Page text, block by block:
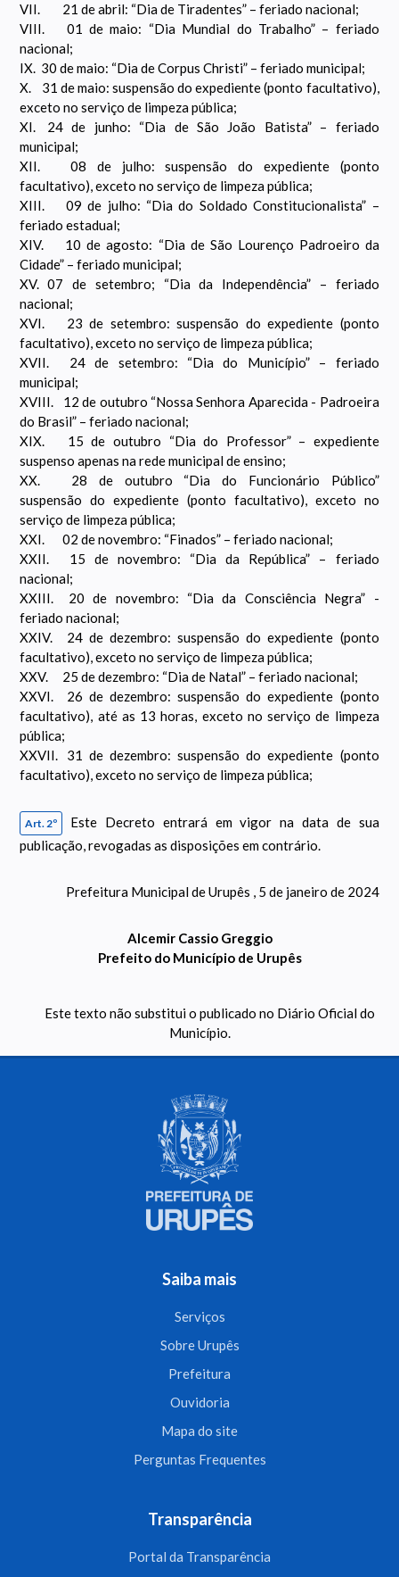
VII.
21 de abril: “Dia de Tiradentes” – feriado nacional;
VIII.
01 de maio: “Dia Mundial do Trabalho” – feriado
nacional;
IX. 30 de maio: “Dia de Corpus Christi” – feriado municipal;
X.
31 de maio: suspensão do expediente (ponto facultativo),
exceto no serviço de limpeza pública;
XI.
24 de junho: “Dia de São João Batista” – feriado
municipal;
XII.
08 de julho: suspensão do expediente (ponto
facultativo), exceto no serviço de limpeza pública;
XIII.
09 de julho: “Dia do Soldado Constitucionalista” –
feriado estadual;
XIV.
10 de agosto: “Dia de São Lourenço Padroeiro da
Cidade” – feriado municipal;
XV. 07 de setembro; “Dia da Independência” – feriado
nacional;
XVI.
23 de setembro: suspensão do expediente (ponto
facultativo), exceto no serviço de limpeza pública;
XVII.
24 de setembro: “Dia do Município” – feriado
municipal;
XVIII.
12 de outubro “Nossa Senhora Aparecida - Padroeira
do Brasil” – feriado nacional;
XIX.
15 de outubro “Dia do Professor” – expediente
suspenso apenas na rede municipal de ensino;
XX.
28 de outubro “Dia do Funcionário Público”
suspensão do expediente (ponto facultativo), exceto no
serviço de limpeza pública;
XXI.
02 de novembro: “Finados” – feriado nacional;
XXII.
15 de novembro: “Dia da República” – feriado
nacional;
XXIII.
20 de novembro: “Dia da Consciência Negra” -
feriado nacional;
XXIV.
24 de dezembro: suspensão do expediente (ponto
facultativo), exceto no serviço de limpeza pública;
XXV.
25 de dezembro: “Dia de Natal” – feriado nacional;
XXVI.
26 de dezembro: suspensão do expediente (ponto
facultativo), até as 13 horas, exceto no serviço de limpeza
pública;
XXVII.
31 de dezembro: suspensão do expediente (ponto
facultativo), exceto no serviço de limpeza pública;
Art. 2º
Este Decreto entrará em vigor na data de sua
publicação, revogadas as disposições em contrário.
Prefeitura Municipal de Urupês , 5 de janeiro de 2024
Alcemir Cassio Greggio
Prefeito do Município de Urupês
Este texto não substitui o publicado no Diário Oficial do
Município.
Saiba mais
Serviços
Sobre Urupês
Prefeitura
Ouvidoria
Mapa do site
Perguntas Frequentes
Transparência
Portal da Transparência